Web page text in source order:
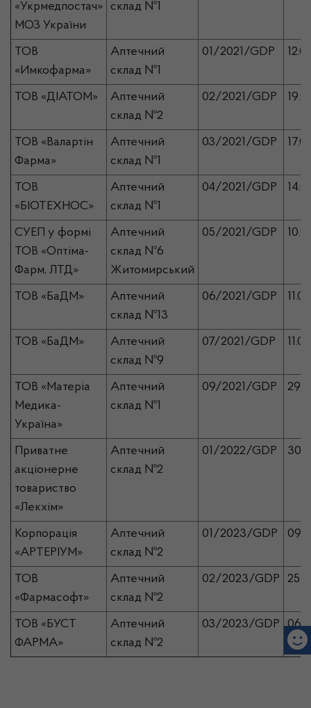
«Укрмедпостач»
МОЗ України
склад №1
ТОВ
«Имкофарма»
Аптечний
склад №1
01/2021/GDP
ТОВ «ДІАТОМ»
Аптечний
склад №2
02/2021/GDP
ТОВ «Валартін
Фарма»
Аптечний
склад №1
03/2021/GDP
ТОВ
«БІОТЕХНОС»
Аптечний
склад №1
04/2021/GDP
СУЕП у формі
ТОВ «Оптіма-
Фарм, ЛТД»
Аптечний
склад №6
Житомирський
05/2021/GDP
ТОВ «БаДМ»
Аптечний
склад №13
06/2021/GDP
ТОВ «БаДМ»
Аптечний
склад №9
07/2021/GDP
ТОВ «Матеріа
Медика-
Україна»
Аптечний
склад №1
09/2021/GDP
Приватне
акціонерне
товариство
«Лекхім»
Аптечний
склад №2
01/2022/GDP
Корпорація
«АРТЕРІУМ»
Аптечний
склад №2
01/2023/GDP
ТОВ
«Фармасофт»
Аптечний
склад №2
02/2023/GDP
ТОВ «БУСТ
ФАРМА»
Аптечний
склад №2
03/2023/GDP